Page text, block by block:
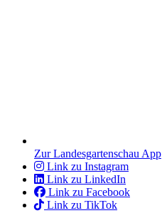
Zur Landesgartenschau App
Link zu Instagram
Link zu LinkedIn
Link zu Facebook
Link zu TikTok